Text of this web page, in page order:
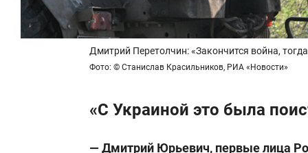
Дмитрий Перетолчин: «Закончится война,
Фото: © Станислав Красильников, РИА «Новости»
«С Украиной это была
— Дмитрий Юрьевич, первые лица